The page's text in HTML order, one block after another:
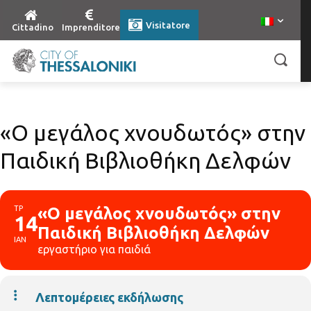
Cittadino Imprenditore Visitatore
«Ο μεγάλος χνουδωτός» στην
Παιδική Βιβλιοθήκη Δελφών
ΤΡ
14
ΙΑΝ
«Ο μεγάλος χνουδωτός» στην
Παιδική Βιβλιοθήκη Δελφών
εργαστήριο για παιδιά
Λεπτομέρειες εκδήλωσης